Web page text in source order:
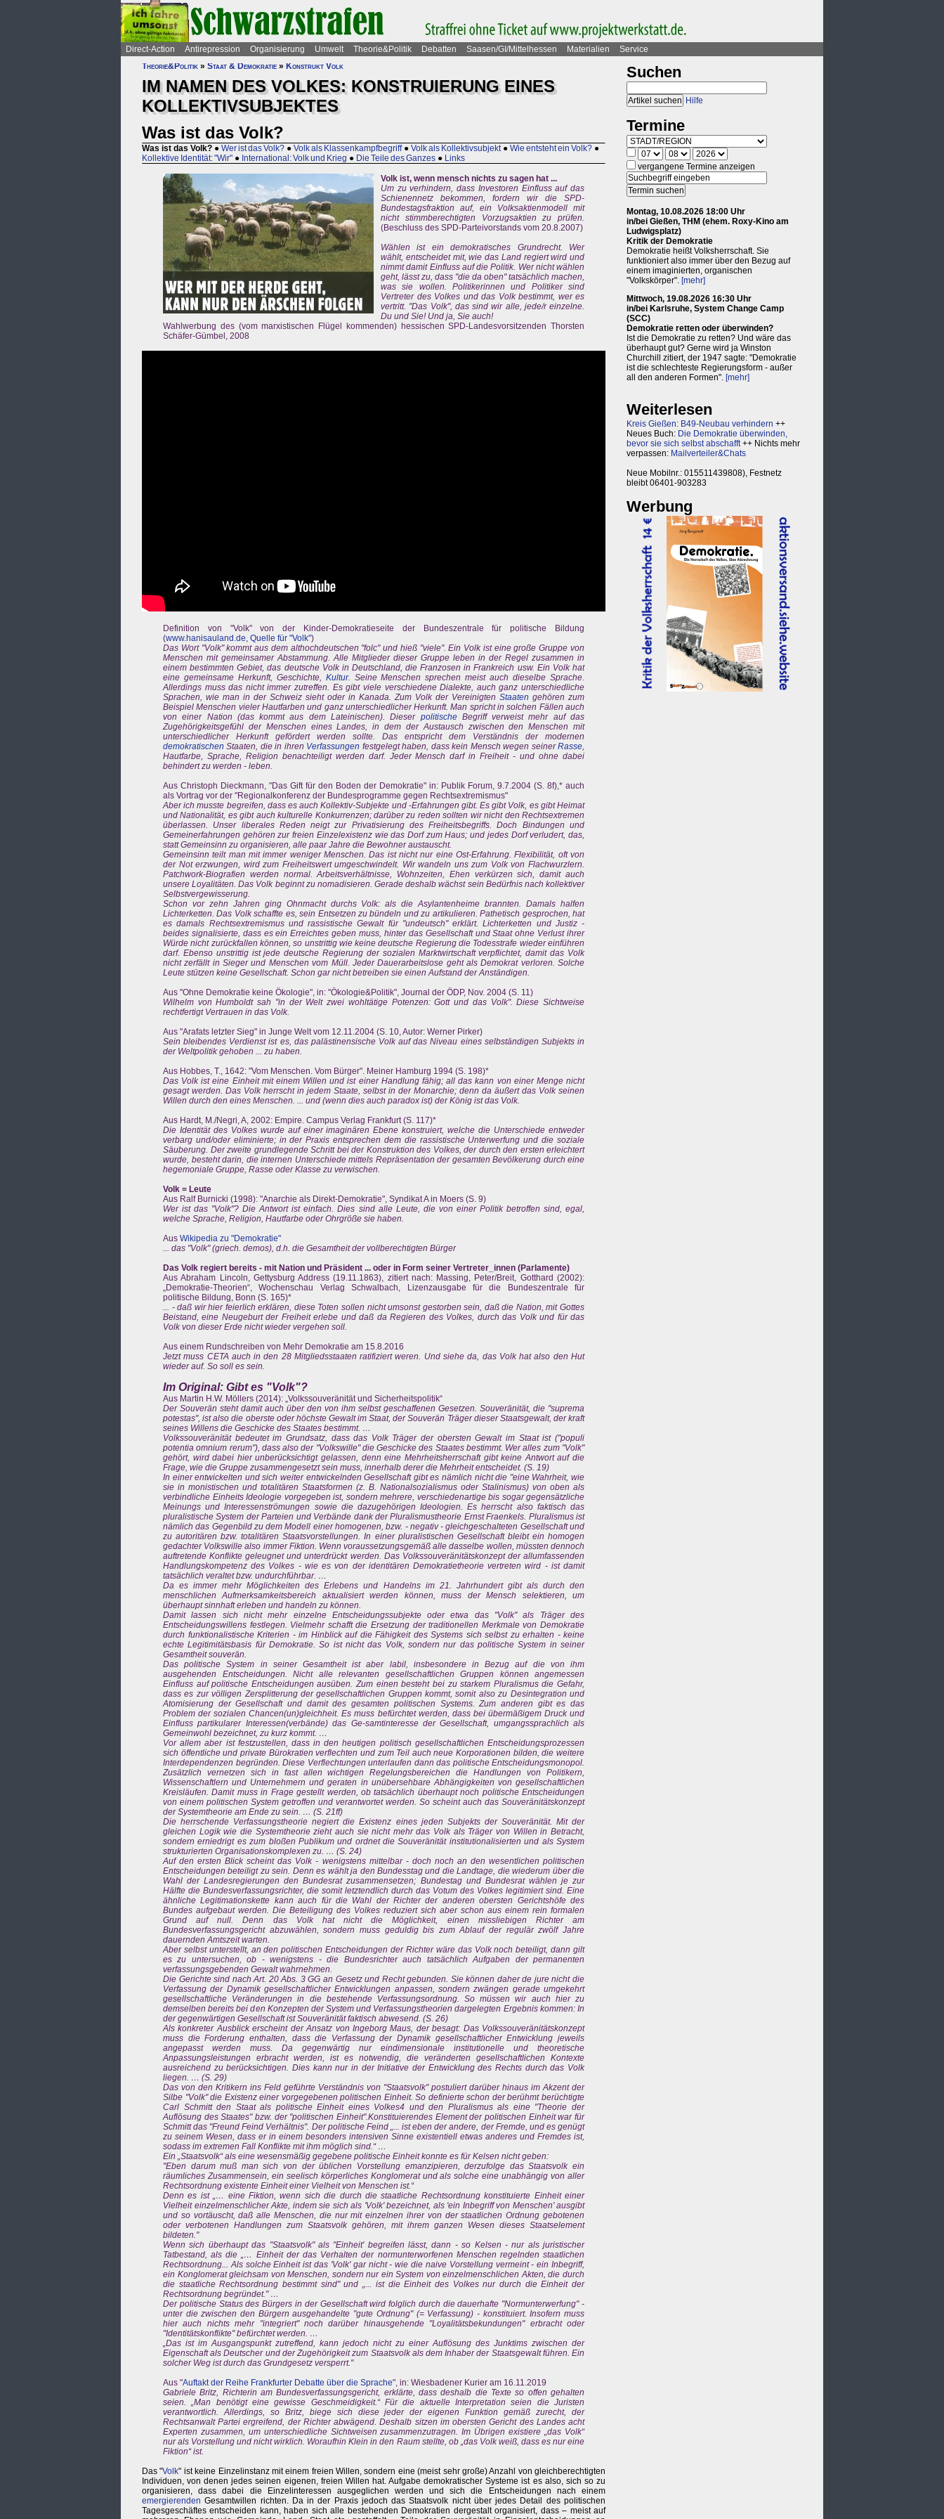
Direct-Action Antirepression Organisierung Umwelt Theorie&Politik Debatten Saasen/GI/Mittelhessen Materialien
Service
Theorie&Politik » Staat & Demokratie » Konstrukt Volk
IM NAMEN DES VOLKES: KONSTRUIERUNG EINES
KOLLEKTIVSUBJEKTES
Was ist das Volk?
Was ist das Volk? ● Wer ist das Volk? ● Volk als Klassenkampfbegriff ● Volk als Kollektivsubjekt ● Wie entsteht ein Volk? ●
Kollektive Identität: "Wir" ● International: Volk und Krieg ● Die Teile des Ganzes ● Links
Volk ist, wenn mensch nichts zu sagen hat ...
Um zu verhindern, dass Investoren Einfluss auf das
Schienennetz bekommen, fordern wir die SPD-
Bundestagsfraktion auf, ein Volksaktienmodell mit
nicht stimmberechtigten Vorzugsaktien zu prüfen.
(Beschluss des SPD-Parteivorstands vom 20.8.2007)
Wählen ist ein demokratisches Grundrecht. Wer
wählt, entscheidet mit, wie das Land regiert wird und
nimmt damit Einfluss auf die Politik. Wer nicht wählen
geht, lässt zu, dass "die da oben" tatsächlich machen,
was sie wollen. Politikerinnen und Politiker sind
Vertreter des Volkes und das Volk bestimmt, wer es
vertritt. "Das Volk", das sind wir alle, jede/r einzelne.
Du und Sie! Und ja, Sie auch!
Wahlwerbung des (vom marxistischen Flügel kommenden) hessischen SPD-Landesvorsitzenden Thorsten
Schäfer-Gümbel, 2008
Definition von "Volk" von der Kinder-Demokratieseite der Bundeszentrale für politische Bildung
(www.hanisauland.de, Quelle für "Volk")
Das Wort "Volk" kommt aus dem althochdeutschen "folc" und hieß "viele". Ein Volk ist eine große Gruppe von
Menschen mit gemeinsamer Abstammung. Alle Mitglieder dieser Gruppe leben in der Regel zusammen in
einem bestimmten Gebiet, das deutsche Volk in Deutschland, die Franzosen in Frankreich usw. Ein Volk hat
eine gemeinsame Herkunft, Geschichte, Kultur. Seine Menschen sprechen meist auch dieselbe Sprache.
Allerdings muss das nicht immer zutreffen. Es gibt viele verschiedene Dialekte, auch ganz unterschiedliche
Sprachen, wie man in der Schweiz sieht oder in Kanada. Zum Volk der Vereinigten Staaten gehören zum
Beispiel Menschen vieler Hautfarben und ganz unterschiedlicher Herkunft. Man spricht in solchen Fällen auch
von einer Nation (das kommt aus dem Lateinischen). Dieser politischeBegriff verweist mehr auf das
Zugehörigkeitsgefühl der Menschen eines Landes, in dem der Austausch zwischen den Menschen mit
unterschiedlicher Herkunft gefördert werden sollte. Das entspricht dem Verständnis der modernen
demokratischen Staaten, die in ihren Verfassungen festgelegt haben, dass kein Mensch wegen seinerRasse,
Hautfarbe, Sprache, Religion benachteiligt werden darf. Jeder Mensch darf in Freiheit - und ohne dabei
behindert zu werden - leben.
Aus Christoph Dieckmann, "Das Gift für den Boden der Demokratie" in: Publik Forum, 9.7.2004 (S. 8f),* auch
als Vortrag vor der "Regionalkonferenz der Bundesprogramme gegen Rechtsextremismus"
Aber ich musste begreifen, dass es auch Kollektiv-Subjekte und -Erfahrungen gibt. Es gibt Volk, es gibt Heimat
und Nationalität, es gibt auch kulturelle Konkurrenzen; darüber zu reden sollten wir nicht den Rechtsextremen
überlassen. Unser liberales Reden neigt zur Privatisierung des Freiheitsbegriffs. Doch Bindungen und
Gemeinerfahrungen gehören zur freien Einzelexistenz wie das Dorf zum Haus; und jedes Dorf verludert, das,
statt Gemeinsinn zu organisieren, alle paar Jahre die Bewohner austauscht.
Gemeinsinn teilt man mit immer weniger Menschen. Das ist nicht nur eine Ost-Erfahrung. Flexibilität, oft von
der Not erzwungen, wird zum Freiheitswert umgeschwindelt. Wir wandeln uns zum Volk von Flachwurzlern.
Patchwork-Biografien werden normal. Arbeitsverhältnisse, Wohnzeiten, Ehen verkürzen sich, damit auch
unsere Loyalitäten. Das Volk beginnt zu nomadisieren. Gerade deshalb wächst sein Bedürfnis nach kollektiver
Selbstvergewisserung.
Schon vor zehn Jahren ging Ohnmacht durchs Volk: als die Asylantenheime brannten. Damals halfen
Lichterketten. Das Volk schaffte es, sein Entsetzen zu bündeln und zu artikulieren. Pathetisch gesprochen, hat
es damals Rechtsextremismus und rassistische Gewalt für "undeutsch" erklärt. Lichterketten und Justiz -
beides signalisierte, dass es ein Erreichtes geben muss, hinter das Gesellschaft und Staat ohne Verlust ihrer
Würde nicht zurückfallen können, so unstrittig wie keine deutsche Regierung die Todesstrafe wieder einführen
darf. Ebenso unstrittig ist jede deutsche Regierung der sozialen Marktwirtschaft verpflichtet, damit das Volk
nicht zerfällt in Sieger und Menschen vom Müll. Jeder Dauerarbeitslose geht als Demokrat verloren. Solche
Leute stützen keine Gesellschaft. Schon gar nicht betreiben sie einen Aufstand der Anständigen.
Aus "Ohne Demokratie keine Ökologie", in: "Ökologie&Politik", Journal der ÖDP, Nov. 2004 (S. 11)
Wilhelm von Humboldt sah "in der Welt zwei wohltätige Potenzen: Gott und das Volk". Diese Sichtweise
rechtfertigt Vertrauen in das Volk.
Aus "Arafats letzter Sieg" in Junge Welt vom 12.11.2004 (S. 10, Autor: Werner Pirker)
Sein bleibendes Verdienst ist es, das palästinensische Volk auf das Niveau eines selbständigen Subjekts in
der Weltpolitik gehoben ... zu haben.
Aus Hobbes, T., 1642: "Vom Menschen. Vom Bürger". Meiner Hamburg 1994 (S. 198)*
Das Volk ist eine Einheit mit einem Willen und ist einer Handlung fähig; all das kann von einer Menge nicht
gesagt werden. Das Volk herrscht in jedem Staate, selbst in der Monarchie; denn da äußert das Volk seinen
Willen durch den eines Menschen. ... und (wenn dies auch paradox ist) der König ist das Volk.
Aus Hardt, M./Negri, A, 2002: Empire. Campus Verlag Frankfurt (S. 117)*
Die Identität des Volkes wurde auf einer imaginären Ebene konstruiert, welche die Unterschiede entweder
verbarg und/oder eliminierte; in der Praxis entsprechen dem die rassistische Unterwerfung und die soziale
Säuberung. Der zweite grundlegende Schritt bei der Konstruktion des Volkes, der durch den ersten erleichtert
wurde, besteht darin, die internen Unterschiede mittels Repräsentation der gesamten Bevölkerung durch eine
hegemoniale Gruppe, Rasse oder Klasse zu verwischen.
Volk = Leute
Aus Ralf Burnicki (1998): "Anarchie als Direkt-Demokratie", Syndikat A in Moers (S. 9)
Wer ist das "Volk"? Die Antwort ist einfach. Dies sind alle Leute, die von einer Politik betroffen sind, egal,
welche Sprache, Religion, Hautfarbe oder Ohrgröße sie haben.
Aus Wikipedia zu "Demokratie"
... das "Volk" (griech. demos), d.h. die Gesamtheit der vollberechtigten Bürger
Das Volk regiert bereits - mit Nation und Präsident ... oder in Form seiner Vertreter_innen (Parlamente)
Aus Abraham Lincoln, Gettysburg Address (19.11.1863), zitiert nach: Massing, Peter/Breit, Gotthard (2002):
„Demokratie-Theorien“, Wochenschau Verlag Schwalbach, Lizenzausgabe für die Bundeszentrale für
politische Bildung, Bonn (S. 165)*
... - daß wir hier feierlich erklären, diese Toten sollen nicht umsonst gestorben sein, daß die Nation, mit Gottes
Beistand, eine Neugeburt der Freiheit erlebe und daß da Regieren des Volkes, durch das Volk und für das
Volk von dieser Erde nicht wieder vergehen soll.
Aus einem Rundschreiben von Mehr Demokratie am 15.8.2016
Jetzt muss CETA auch in den 28 Mitgliedsstaaten ratifiziert weren. Und siehe da, das Volk hat also den Hut
wieder auf. So soll es sein.
Im Original: Gibt es "Volk"?
Aus Martin H.W. Möllers (2014): „Volkssouveränität und Sicherheitspolitik“
Der Souverän steht damit auch über den von ihm selbst geschaffenen Gesetzen. Souveränität, die "suprema
potestas", ist also die oberste oder höchste Gewalt im Staat, der Souverän Träger dieser Staatsgewalt, der kraft
seines Willens die Geschicke des Staates bestimmt. …
Volkssouveränität bedeutet im Grundsatz, dass das Volk Träger der obersten Gewalt im Staat ist ("populi
potentia omnium rerum"), dass also der "Volkswille" die Geschicke des Staates bestimmt. Wer alles zum "Volk"
gehört, wird dabei hier unberücksichtigt gelassen, denn eine Mehrheitsherrschaft gibt keine Antwort auf die
Frage, wie die Gruppe zusammengesetzt sein muss, innerhalb derer die Mehrheit entscheidet. (S. 19)
In einer entwickelten und sich weiter entwickelnden Gesellschaft gibt es nämlich nicht die "eine Wahrheit, wie
sie in monistischen und totalitären Staatsformen (z. B. Nationalsozialismus oder Stalinismus) von oben als
verbindliche Einheits Ideologie vorgegeben ist, sondern mehrere, verschiedenartige bis sogar gegensätzliche
Meinungs und Interessenströmungen sowie die dazugehörigen Ideologien. Es herrscht also faktisch das
pluralistische System der Parteien und Verbände dank der Pluralismustheorie Ernst Fraenkels. Pluralismus ist
nämlich das Gegenbild zu dem Modell einer homogenen, bzw. - negativ - gleichgeschalteten Gesellschaft und
zu autoritären bzw. totalitären Staatsvorstellungen. In einer pluralistischen Gesellschaft bleibt ein homogen
gedachter Volkswille also immer Fiktion. Wenn voraussetzungsgemäß alle dasselbe wollen, müssten dennoch
auftretende Konflikte geleugnet und unterdrückt werden. Das Volkssouveränitätskonzept der allumfassenden
Handlungskompetenz des Volkes - wie es von der identitären Demokratietheorie vertreten wird - ist damit
tatsächlich veraltet bzw. undurchführbar. …
Da es immer mehr Möglichkeiten des Erlebens und Handelns im 21. Jahrhundert gibt als durch den
menschlichen Aufmerksamkeitsbereich aktualisiert werden können, muss der Mensch selektieren, um
überhaupt sinnhaft erleben und handeln zu können.
Damit lassen sich nicht mehr einzelne Entscheidungssubjekte oder etwa das "Volk" als Träger des
Entscheidungswillens festlegen. Vielmehr schafft die Ersetzung der traditionellen Merkmale von Demokratie
durch funktionalistische Kriterien - im Hinblick auf die Fähigkeit des Systems sich selbst zu erhalten - keine
echte Legitimitätsbasis für Demokratie. So ist nicht das Volk, sondern nur das politische System in seiner
Gesamtheit souverän.
Das politische System in seiner Gesamtheit ist aber labil, insbesondere in Bezug auf die von ihm
ausgehenden Entscheidungen. Nicht alle relevanten gesellschaftlichen Gruppen können angemessen
Einfluss auf politische Entscheidungen ausüben. Zum einen besteht bei zu starkem Pluralismus die Gefahr,
dass es zur völligen Zersplitterung der gesellschaftlichen Gruppen kommt, somit also zu Desintegration und
Atomisierung der Gesellschaft und damit des gesamten politischen Systems. Zum anderen gibt es das
Problem der sozialen Chancen(un)gleichheit. Es muss befürchtet werden, dass bei übermäßigem Druck und
Einfluss partikularer Interessen(verbände) das Ge-samtinteresse der Gesellschaft, umgangssprachlich als
Gemeinwohl bezeichnet, zu kurz kommt. …
Vor allem aber ist festzustellen, dass in den heutigen politisch gesellschaftlichen Entscheidungsprozessen
sich öffentliche und private Bürokratien verflechten und zum Teil auch neue Korporationen bilden, die weitere
Interdependenzen begründen. Diese Verflechtungen unterlaufen dann das politische Entscheidungsmonopol.
Zusätzlich vernetzen sich in fast allen wichtigen Regelungsbereichen die Handlungen von Politikern,
Wissenschaftlern und Unternehmern und geraten in unübersehbare Abhängigkeiten von gesellschaftlichen
Kreisläufen. Damit muss in Frage gestellt werden, ob tatsächlich überhaupt noch politische Entscheidungen
von einem politischen System getroffen und verantwortet werden. So scheint auch das Souveränitätskonzept
der Systemtheorie am Ende zu sein. … (S. 21ff)
Die herrschende Verfassungstheorie negiert die Existenz eines jeden Subjekts der Souveränität. Mit der
gleichen Logik wie die Systemtheorie zieht auch sie nicht mehr das Volk als Träger von Willen in Betracht,
sondern erniedrigt es zum bloßen Publikum und ordnet die Souveränität institutionalisierten und als System
strukturierten Organisationskomplexen zu. … (S. 24)
Auf den ersten Blick scheint das Volk - wenigstens mittelbar - doch noch an den wesentlichen politischen
Entscheidungen beteiligt zu sein. Denn es wählt ja den Bundesstag und die Landtage, die wiederum über die
Wahl der Landesregierungen den Bundesrat zusammensetzen; Bundestag und Bundesrat wählen je zur
Hälfte die Bundesverfassungsrichter, die somit letztendlich durch das Votum des Volkes legitimiert sind. Eine
ähnliche Legitimationskette kann auch für die Wahl der Richter der anderen obersten Gerichtshöfe des
Bundes aufgebaut werden. Die Beteiligung des Volkes reduziert sich aber schon aus einem rein formalen
Grund auf null. Denn das Volk hat nicht die Möglichkeit, einen missliebigen Richter am
Bundesverfassungsgericht abzuwählen, sondern muss geduldig bis zum Ablauf der regulär zwölf Jahre
dauernden Amtszeit warten.
Aber selbst unterstellt, an den politischen Entscheidungen der Richter wäre das Volk noch beteiligt, dann gilt
es zu untersuchen, ob - wenigstens - die Bundesrichter auch tatsächlich Aufgaben der permanenten
verfassungsgebenden Gewalt wahrnehmen.
Die Gerichte sind nach Art. 20 Abs. 3 GG an Gesetz und Recht gebunden. Sie können daher de jure nicht die
Verfassung der Dynamik gesellschaftlicher Entwicklungen anpassen, sondern zwängen gerade umgekehrt
gesellschaftliche Veränderungen in die bestehende Verfassungsordnung. So müssen wir auch hier zu
demselben bereits bei den Konzepten der System und Verfassungstheorien dargelegten Ergebnis kommen: In
der gegenwärtigen Gesellschaft ist Souveränität faktisch abwesend. (S. 26)
Als konkreter Ausblick erscheint der Ansatz von Ingeborg Maus, der besagt: Das Volkssouveränitätskonzept
muss die Forderung enthalten, dass die Verfassung der Dynamik gesellschaftlicher Entwicklung jeweils
angepasst werden muss. Da gegenwärtig nur eindimensionale institutionelle und theoretische
Anpassungsleistungen erbracht werden, ist es notwendig, die veränderten gesellschaftlichen Kontexte
ausreichend zu berücksichtigen. Dies kann nur in der Initiative der Entwicklung des Rechts durch das Volk
liegen. … (S. 29)
Das von den Kritikern ins Feld geführte Verständnis von "Staatsvolk" postuliert darüber hinaus im Akzent der
Silbe "Volk" die Existenz einer vorgegebenen politischen Einheit. So definierte schon der berühmt berüchtigte
Carl Schmitt den Staat als politische Einheit eines Volkes4 und den Pluralismus als eine "Theorie der
Auflösung des Staates" bzw. der "politischen Einheit".Konstituierendes Element der politischen Einheit war für
Schmitt das "Freund Feind Verhältnis". Der politische Feind „... ist eben der andere, der Fremde, und es genügt
zu seinem Wesen, dass er in einem besonders intensiven Sinne existentiell etwas anderes und Fremdes ist,
sodass im extremen Fall Konflikte mit ihm möglich sind.“ …
Ein „Staatsvolk“ als eine wesensmäßig gegebene politische Einheit konnte es für Kelsen nicht geben:
"Eben darum muß man sich von der üblichen Vorstellung emanzipieren, derzufolge das Staatsvolk ein
räumliches Zusammensein, ein seelisch körperliches Konglomerat und als solche eine unabhängig von aller
Rechtsordnung existente Einheit einer Vielheit von Menschen ist.“
Denn es ist „… eine Fiktion, wenn sich die durch die staatliche Rechtsordnung konstituierte Einheit einer
Vielheit einzelmenschlicher Akte, indem sie sich als 'Volk' bezeichnet, als 'ein Inbegriff von Menschen' ausgibt
und so vortäuscht, daß alle Menschen, die nur mit einzelnen ihrer von der staatlichen Ordnung gebotenen
oder verbotenen Handlungen zum Staatsvolk gehören, mit ihrem ganzen Wesen dieses Staatselement
bildeten."
Wenn sich überhaupt das "Staatsvolk" als "Einheit' begreifen lässt, dann - so Kelsen - nur als juristischer
Tatbestand, als die „… Einheit der das Verhalten der normunterworfenen Menschen regelnden staatlichen
Rechtsordnung... Als solche Einheit ist das 'Volk' gar nicht - wie die naive Vorstellung vermeint - ein Inbegriff,
ein Konglomerat gleichsam von Menschen, sondern nur ein System von einzelmenschlichen Akten, die durch
die staatliche Rechtsordnung bestimmt sind" und „... ist die Einheit des Volkes nur durch die Einheit der
Rechtsordnung begründet." …
Der politische Status des Bürgers in der Gesellschaft wird folglich durch die dauerhafte "Normunterwerfung" -
unter die zwischen den Bürgern ausgehandelte "gute Ordnung" (= Verfassung) - konstituiert. Insofern muss
hier auch nichts mehr "integriert" noch darüber hinausgehende "Loyalitätsbekundungen" erbracht oder
"Identitätskonflikte" befürchtet werden. …
„Das ist im Ausgangspunkt zutreffend, kann jedoch nicht zu einer Auflösung des Junktims zwischen der
Eigenschaft als Deutscher und der Zugehörigkeit zum Staatsvolk als dem Inhaber der Staatsgewalt führen. Ein
solcher Weg ist durch das Grundgesetz versperrt."
Aus "Auftakt der Reihe Frankfurter Debatte über die Sprache", in: Wiesbadener Kurier am 16.11.2019
Gabriele Britz, Richterin am Bundesverfassungsgericht, erklärte, dass deshalb die Texte so offen gehalten
seien. „Man benötigt eine gewisse Geschmeidigkeit.“ Für die aktuelle Interpretation seien die Juristen
verantwortlich. Allerdings, so Britz, biege sich diese jeder der eigenen Funktion gemäß zurecht, der
Rechtsanwalt Partei ergreifend, der Richter abwägend. Deshalb sitzen im obersten Gericht des Landes acht
Experten zusammen, um unterschiedliche Sichtweisen zusammenzutragen. Im Übrigen existiere „das Volk“
nur als Vorstellung und nicht wirklich. Woraufhin Klein in den Raum stellte, ob „das Volk weiß, dass es nur eine
Fiktion“ ist.
Das "Volk" ist keine Einzelinstanz mit einem freien Willen, sondern eine (meist sehr große) Anzahl von gleichberechtigten
Individuen, von denen jedes seinen eigenen, freien Willen hat. Aufgabe demokratischer Systeme ist es also, sich so zu
organisieren, dass dabei die Einzelinteressen ausgeglichen werden und sich die Entscheidungen nach einem
emergierenden Gesamtwillen richten. Da in der Praxis jedoch das Staatsvolk nicht über jedes Detail des politischen
Tagesgeschäftes entscheiden kann, haben sich alle bestehenden Demokratien dergestalt organisiert, dass – meist auf
Suchen
Hilfe
Termine
vergangene Termine anzeigen
Montag, 10.08.2026 18:00 Uhr
in/bei Gießen, THM (ehem. Roxy-Kino am
Ludwigsplatz)
Kritik der Demokratie
Demokratie heißt Volksherrschaft. Sie
funktioniert also immer über den Bezug auf
einem imaginierten, organischen
"Volkskörper". [mehr]
Mittwoch, 19.08.2026 16:30 Uhr
in/bei Karlsruhe, System Change Camp
(SCC)
Demokratie retten oder überwinden?
Ist die Demokratie zu retten? Und wäre das
überhaupt gut? Gerne wird ja Winston
Churchill zitiert, der 1947 sagte: "Demokratie
ist die schlechteste Regierungsform - außer
all den anderen Formen". [mehr]
Weiterlesen
Kreis Gießen: B49-Neubau verhindern ++
Neues Buch: Die Demokratie überwinden,
bevor sie sich selbst abschafft++ Nichts mehr
verpassen: Mailverteiler&Chats
Neue Mobilnr.: 015511439808), Festnetz
bleibt 06401-903283
Werbung